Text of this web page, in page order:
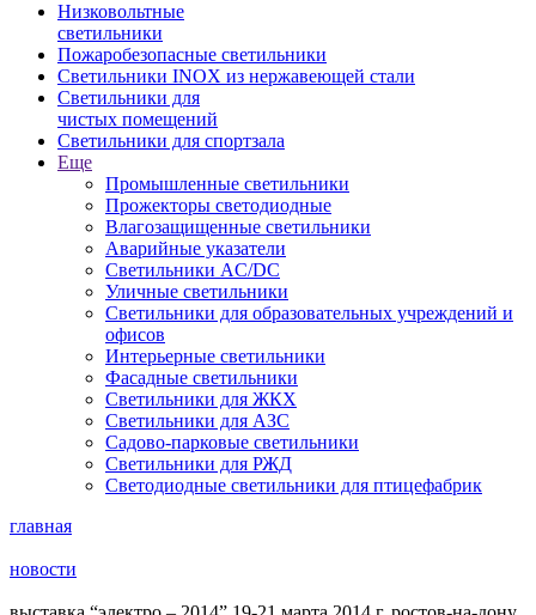
Низковольтные
светильники
Пожаробезопасные светильники
Светильники INOX из нержавеющей стали
Светильники для
чистых помещений
Светильники для спортзала
Еще
Промышленные светильники
Прожекторы светодиодные
Влагозащищенные светильники
Аварийные указатели
Светильники AC/DC
Уличные светильники
Светильники для образовательных учреждений и
офисов
Интерьерные светильники
Фасадные светильники
Светильники для ЖКХ
Светильники для АЗС
Садово-парковые светильники
Светильники для РЖД
Светодиодные светильники для птицефабрик
главная
новости